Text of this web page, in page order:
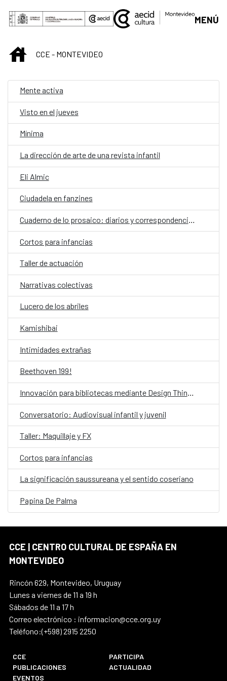
Saltar al contenido principal
MENÚ
INICIOCCE - MONTEVIDEO
Mente activa
Visto en el jueves
Mínima
La dirección de arte de una revista infantil
Eli Almic
Ciudadela en fanzines
Cuaderno de lo prosaico: diarios y correspondencias
Cortos para infancias
Taller de actuación
Narrativas colectivas
Lucero de los abriles
Kamishibai
Intimidades extrañas
Beethoven 199!
Innovación para bibliotecas mediante Design Thinking asistido por IA
Conversatorio: Audiovisual infantil y juvenil
Taller: Maquillaje y FX
Cortos para infancias
La significación saussureana y el sentido coseriano
Papina De Palma
CCE | CENTRO CULTURAL DE ESPAÑA EN
MONTEVIDEO
Rincón 629, Montevideo, Uruguay
Lunes a viernes de 11 a 19 h
Sábados de 11 a 17 h
Correo electrónico : informacion@cce.org.uy
Teléfono:(+598) 2915 2250
CCE
PARTICIPA
PUBLICACIONES
ACTUALIDAD
EVENTOS